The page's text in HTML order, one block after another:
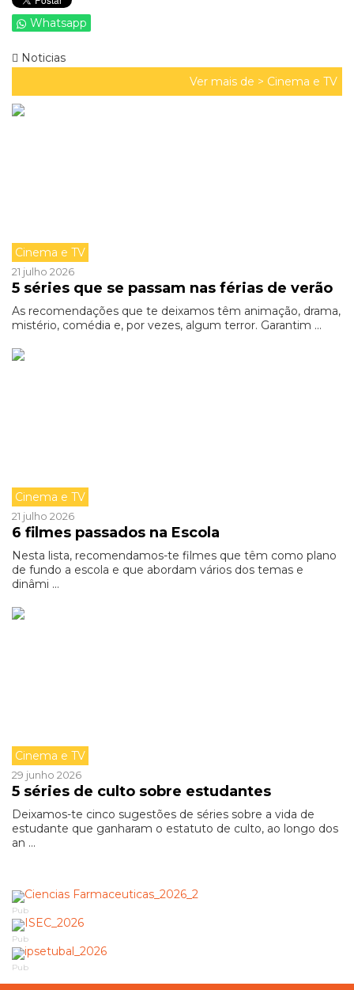
Whatsapp
Noticias
Ver mais de > Cinema e TV
Cinema e TV
21 julho 2026
5 séries que se passam nas férias de verão
As recomendações que te deixamos têm animação, drama,
mistério, comédia e, por vezes, algum terror. Garantim ...
Cinema e TV
21 julho 2026
6 filmes passados na Escola
Nesta lista, recomendamos-te filmes que têm como plano
de fundo a escola e que abordam vários dos temas e
dinâmi ...
Cinema e TV
29 junho 2026
5 séries de culto sobre estudantes
Deixamos-te cinco sugestões de séries sobre a vida de
estudante que ganharam o estatuto de culto, ao longo dos
an ...
Pub
Pub
Pub